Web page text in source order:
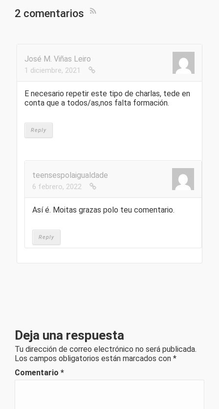
2 comentarios
José M. Viñas Leiro
1 diciembre, 2021
E necesario repetir este tipo de charlas, tede en
conta que a todos/as,nos falta formación.
Reply
teensespolaigualdade
6 febrero, 2022
Así é. Moitas grazas polo teu comentario.
Reply
Deja una respuesta
Tu dirección de correo electrónico no será publicada.
Los campos obligatorios están marcados con *
Comentario *